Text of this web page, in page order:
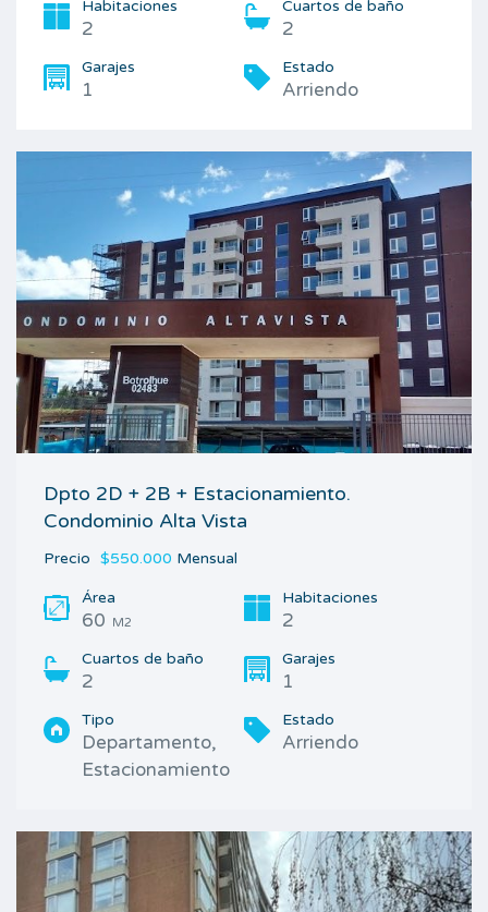
Habitaciones
2
Cuartos de baño
2
Garajes
1
Estado
Arriendo
Dpto 2D + 2B + Estacionamiento.
Condominio Alta Vista
Precio $550.000 Mensual
Área
60 M2
Habitaciones
2
Cuartos de baño
2
Garajes
1
Tipo
Departamento,
Estacionamiento
Estado
Arriendo